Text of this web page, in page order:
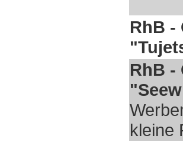
RhB -
RhB -
kleine